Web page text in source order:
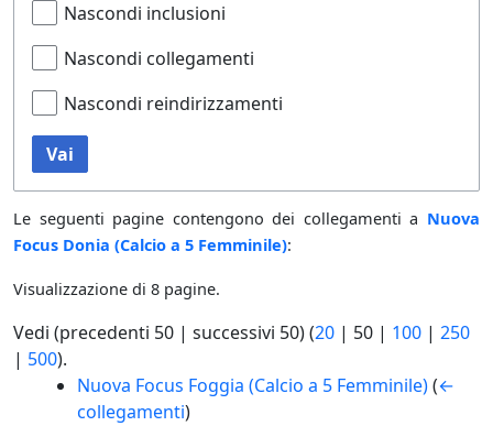
Nascondi inclusioni
Nascondi collegamenti
Nascondi reindirizzamenti
Vai
Le seguenti pagine contengono dei collegamenti a Nuova
Focus Donia (Calcio a 5 Femminile):
Visualizzazione di 8 pagine.
Vedi (precedenti 50 | successivi 50) (20 | 50 | 100 | 250
| 500).
Nuova Focus Foggia (Calcio a 5 Femminile) (←
collegamenti)